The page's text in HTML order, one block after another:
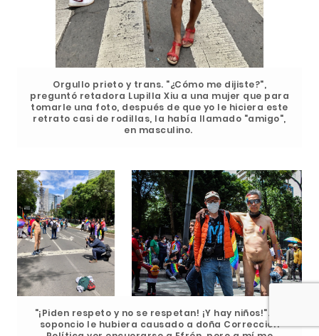
Orgullo prieto y trans. "¿Cómo me dijiste?",
preguntó retadora Lupilla Xiu a una mujer que para
tomarle una foto, después de que yo le hiciera este
retrato casi de rodillas, la había llamado "amigo",
en masculino.
"¡Piden respeto y no se respetan! ¡Y hay niños!". Un
soponcio le hubiera causado a doña Corrección